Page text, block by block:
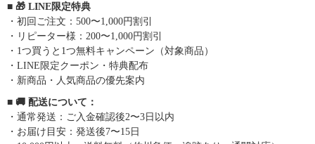
■ 🎁 LINE限定特典
・初回ご注文：500〜1,000円割引
・リピーター様：200〜1,000円割引
・1つ買うと1つ無料キャンペーン（対象商品）
・LINE限定クーポン・特典配布
・新商品・人気商品の優先案内
■ 🚚 配送について：
・通常発送：ご入金確認後2〜3日以内
・お届け目安：発送後7〜15日